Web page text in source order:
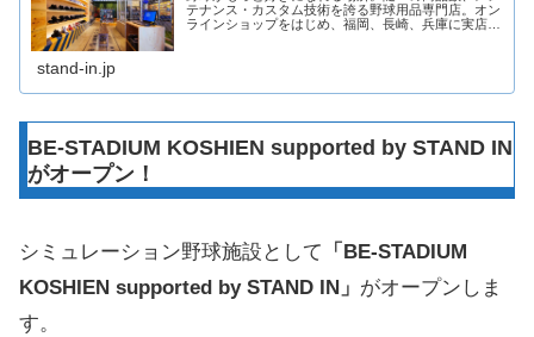
テナンス・カスタム技術を誇る野球用品専門店。オン
ラインショップをはじめ、福岡、長崎、兵庫に実店舗
stand-in.jp
BE-STADIUM KOSHIEN supported by STAND IN
がオープン！
シミュレーション野球施設として
「BE-STADIUM
KOSHIEN supported by STAND IN」 がオープンしま
す。